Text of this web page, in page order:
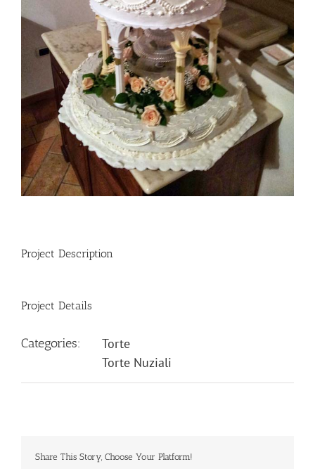
Project Description
Project Details
Categories:
Torte
Torte Nuziali
Share This Story, Choose Your Platform!